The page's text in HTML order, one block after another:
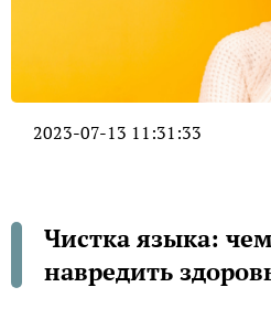
2023-07-13 11:31:33
Чистка языка:
навредить